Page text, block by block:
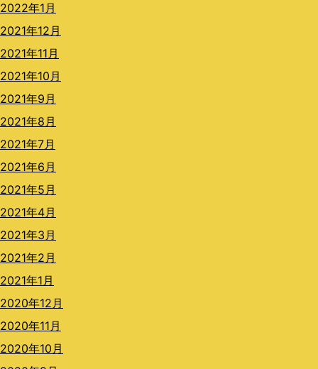
2022年1月
2021年12月
2021年11月
2021年10月
2021年9月
2021年8月
2021年7月
2021年6月
2021年5月
2021年4月
2021年3月
2021年2月
2021年1月
2020年12月
2020年11月
2020年10月